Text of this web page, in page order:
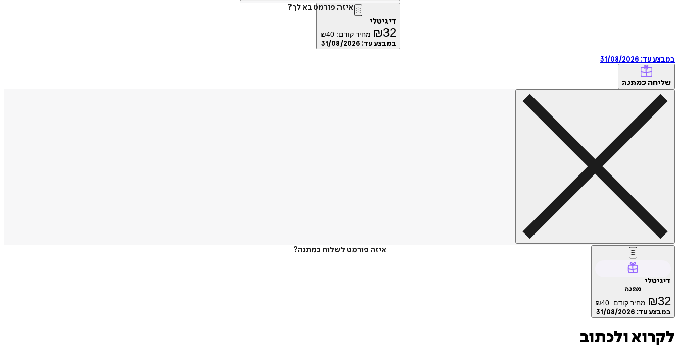
איזה פורמט בא לך?
דיגיטלי
₪32 מחיר קודם: ₪40
במבצע עד: 31/08/2026
במבצע עד: 31/08/2026
שליחה כמתנה
איזה פורמט לשלוח כמתנה?
דיגיטלי
מתנה
₪32 מחיר קודם: ₪40
במבצע עד: 31/08/2026
לקרוא ולכתוב